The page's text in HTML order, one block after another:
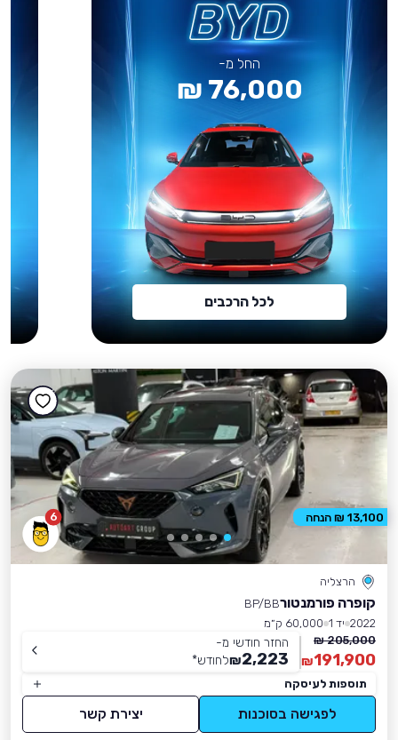
החל מ-
76,000 ₪
לכל הרכבים
6
הרצליה
קופרה פורמנטורBP/BB
2022 יד 1
60,000 ק״מ
205,000 ₪
191,900
₪
החזר חודשי מ-
2,223
₪לחודש*
תוספות לעיסקה
לפגישה בסוכנות יצירת קשר
13,100 ₪ הנחה